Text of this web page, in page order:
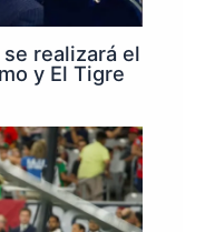
realizará el
y El Tigre